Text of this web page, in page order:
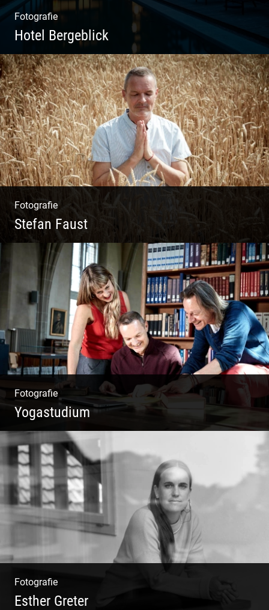
Fotografie
Hotel Bergeblick
Wunderbare Architektur, außergewöhnliches
Design – eine Oase der Ruhe und
Entspannung. Ausgedehnte Fotostrecke
Fotografie
Stefan Faust
Yoga & Meditation
Fotografie
Yogastudium
Philosophie | Asana | Yogapraxis
Fotografie
Esther Greter